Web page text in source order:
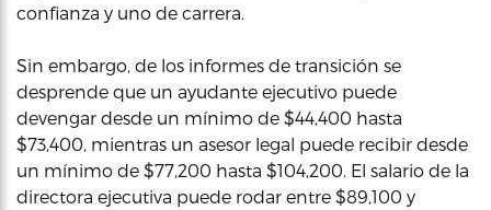
confianza y uno de carrera.
Sin embargo, de los informes de transición se
desprende que un ayudante ejecutivo puede
devengar desde un mínimo de $44,400 hasta
$73,400, mientras un asesor legal puede recibir desde
un mínimo de $77,200 hasta $104,200. El salario de la
directora ejecutiva puede rodar entre $89,100 y